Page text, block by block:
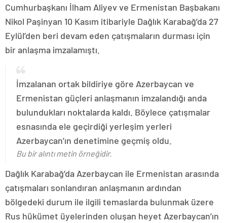
Cumhurbaşkanı İlham Aliyev ve Ermenistan Başbakanı
Nikol Paşinyan 10 Kasım itibariyle Dağlık Karabağ’da 27
Eylül’den beri devam eden çatışmaların durması için
bir anlaşma imzalamıştı.
İmzalanan ortak bildiriye göre Azerbaycan ve
Ermenistan güçleri anlaşmanın imzalandığı anda
bulundukları noktalarda kaldı. Böylece çatışmalar
esnasında ele geçirdiği yerleşim yerleri
Azerbaycan’ın denetimine geçmiş oldu.
Bu bir alıntı metin örneğidir.
Dağlık Karabağ’da Azerbaycan ile Ermenistan arasında
çatışmaları sonlandıran anlaşmanın ardından
bölgedeki durum ile ilgili temaslarda bulunmak üzere
Rus hükümet üyelerinden oluşan heyet Azerbaycan’ın